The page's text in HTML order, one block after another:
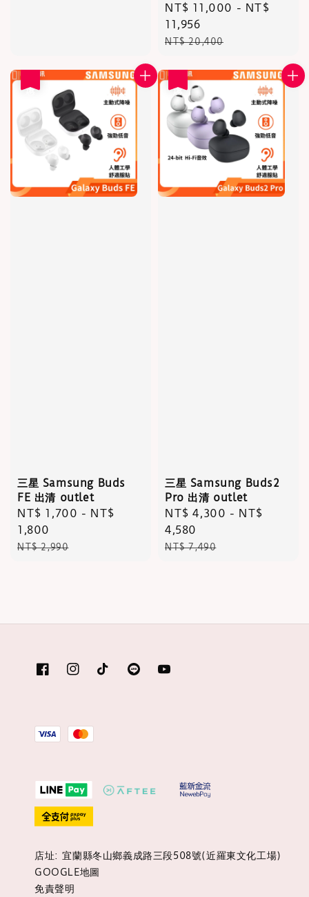
Sale
price
NT$ 11,000 - NT$
11,956
Regular
NT$ 20,400
三星 Samsung Buds
FE 出清 outlet
Sale
price
NT$ 1,700 - NT$
1,800
Regular
NT$ 2,990
三星 Samsung Buds2
Pro 出清 outlet
Sale
price
NT$ 4,300 - NT$
4,580
Regular
NT$ 7,490
店址: 宜蘭縣冬山鄉義成路三段508號(近羅東文化工場)
GOOGLE地圖
免責聲明